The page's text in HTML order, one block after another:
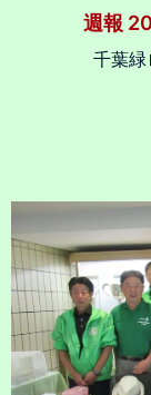
週報
千葉